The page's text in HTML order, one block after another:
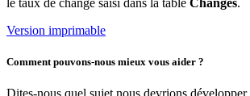
Version imprimable
Comment pouvons-nous mieux vous aider ?
Dites-nous quel sujet nous devrions